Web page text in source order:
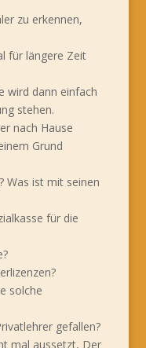
zu erkennen,
für längere Zeit
wird dann einfach
stehen.
nach Hause
Grund
Was ist mit seinen
für die
solche
gefallen?
mal aussetzt, Der